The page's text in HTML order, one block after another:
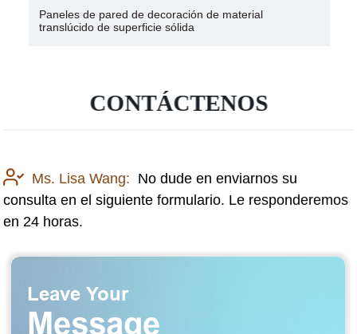
Paneles de pared de decoración de material
translúcido de superficie sólida
CONTÁCTENOS
Ms. Lisa Wang: No dude en enviarnos su
consulta en el siguiente formulario. Le responderemos
en 24 horas.